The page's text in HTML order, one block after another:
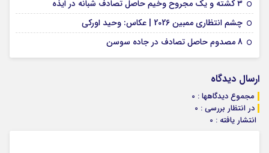
۳ کشته و یک مجروح وخیم حاصل تصادف شبانه در ایذه
چشم انتظاری ممبین 2026 | عکاس: وحید اورکی
8 مصدوم حاصل تصادف در جاده سوسن
ارسال دیدگاه
مجموع دیدگاهها : 0
در انتظار بررسی : 0
انتشار یافته : 0